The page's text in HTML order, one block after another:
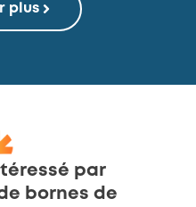
plus
par
bornes de